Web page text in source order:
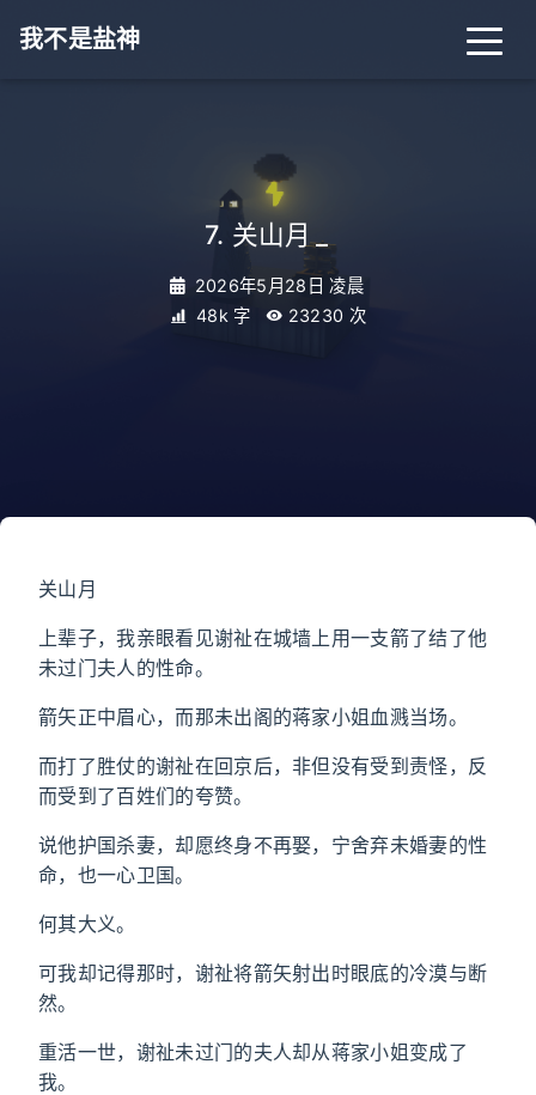
我不是盐神
7. 关山月
2026年5月28日 凌晨
48k 字
23230 次
关山月
上辈子，我亲眼看见谢祉在城墙上用一支箭了结了他
未过门夫人的性命。
箭矢正中眉心，而那未出阁的蒋家小姐血溅当场。
而打了胜仗的谢祉在回京后，非但没有受到责怪，反
而受到了百姓们的夸赞。
说他护国杀妻，却愿终身不再娶，宁舍弃未婚妻的性
命，也一心卫国。
何其大义。
可我却记得那时，谢祉将箭矢射出时眼底的冷漠与断
然。
重活一世，谢祉未过门的夫人却从蒋家小姐变成了
我。